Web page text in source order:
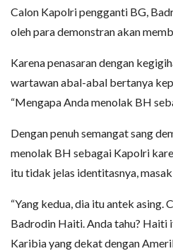
Calon Kapolri pengganti BG,
oleh para demonstran akan
Karena penasaran dengan
wartawan abal-abal bertanya
“Mengapa Anda menolak BH
Dengan penuh semangat sang
menolak BH sebagai Kapolri
itu tidak jelas identitasnya,
“Yang kedua, dia itu antek asing.
Badrodin Haiti. Anda tahu? Haiti
Karibia yang dekat dengan